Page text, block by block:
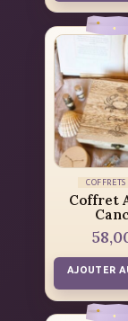
COFFRETS
Coffret
AJOUTER